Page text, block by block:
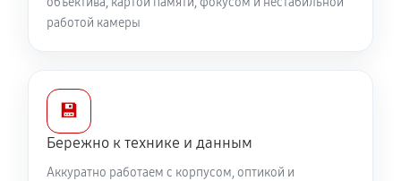
работой камеры
💾
Бережно к технике и данным
Аккуратно работаем с корпусом, оптикой и